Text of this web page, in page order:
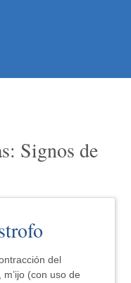
Signos de
del
(con uso de